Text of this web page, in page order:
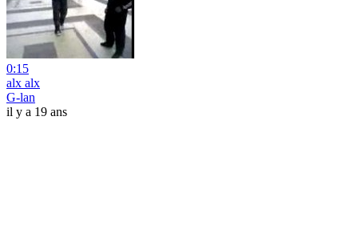
0:15
alx alx
G-lan
il y a 19 ans